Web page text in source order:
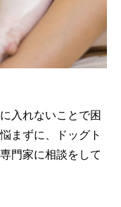
入れないことで困
まずに、ドッグト
門家に相談をして